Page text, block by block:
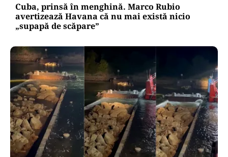
Cuba, prinsă în menghină. Marco Rubio
avertizează Havana că nu mai există nicio
„supapă de scăpare”